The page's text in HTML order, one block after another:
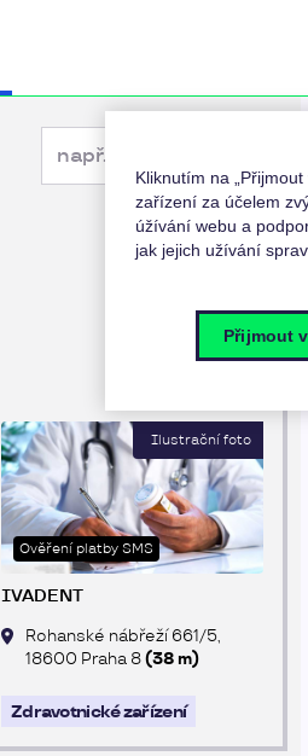
Ověření platby SMS
IVADENT
Rohanské nábřeží 661/5,
18600 Praha 8(38 m)
Zdravotnické zařízení
Kliknutím na
zařízení za účelem
úžívání webu a
jak jejich užívání
Přijmout